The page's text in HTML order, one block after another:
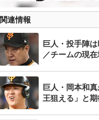
関連情報
巨人・投手陣
／チームの現
巨人・岡本和
王狙える」と